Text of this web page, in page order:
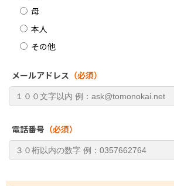
母
本人
その他
メールアドレス （必須）
電話番号 （必須）